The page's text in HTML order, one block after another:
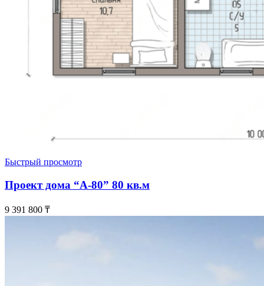
Быстрый просмотр
Проект дома “А-80” 80 кв.м
9 391 800 ₸